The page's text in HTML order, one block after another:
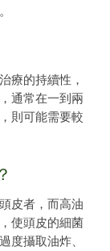
療的持續性，
通常在一到兩
則可能需要較
皮者，而高油
使頭皮的細菌
度攝取油炸、